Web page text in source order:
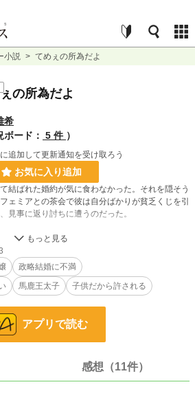
小説 > てめぇの所為だよ
の所為だよ
希
ボード： 5 件 ）
追加して更新通知を受け取ろう
お気に入り追加
結ばれた婚約が気に食わなかった。それを隠そう
ェミアとの茶会で彼は自分ばかりが貧乏くじを引
見事に返り討ちに遭うのだった。
ファポリス』様の重複投稿、自サイトにも掲載。
件
件
政略結婚に不満
馬鹿王太子 子供だから許される
アプリで読む
感想（11件）